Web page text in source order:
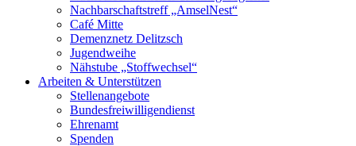
Nachbarschaftstreff „AmselNest“
Café Mitte
Demenznetz Delitzsch
Jugendweihe
Nähstube „Stoffwechsel“
Arbeiten & Unterstützen
Stellenangebote
Bundesfreiwilligendienst
Ehrenamt
Spenden